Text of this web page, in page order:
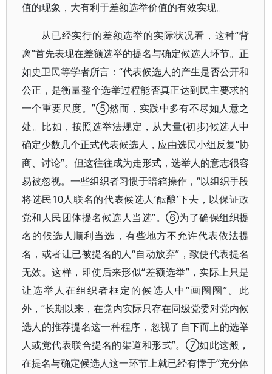
值的现象，大有利于差额选举价值的有效实现。
从已经实行的差额选举的实际状况看，这种“背
离”首先表现在差额选举的提名与确定候选人环节。正
如史卫民等学者所言：“代表候选人的产生是否公开和
公正，是衡量整个选举过程能否真正达到民主要求的
一个重要尺度。”⑤然而，实践中多有不尽如人意之
处。比如，按照选举法规定，从大量(初步)候选人中
确定少数几个正式代表候选人，应由选民小组反复“协
商、讨论”。但这往往成为走形式，选举人的意志很容
易被忽视。一些组织者习惯于暗箱操作，“以组织手段
将选民10人联名的代表候选人‘酝酿’下去，以保证政
党和人民团体提名候选人当选”。⑥为了确保组织提
名的候选人顺利当选，有些地方不允许代表依法提
名，或者让已被提名的人“自动放弃”，致使代表提名
无效。这样，即使后来形似“差额选举”，实际上只是
让选举人在组织者框定的候选人中“画圈圈”。此
外，“长期以来，在党内实际只存在同级党委对党内候
选人的推荐提名这一种程序，忽视了自下而上的选举
人或党代表联合提名的渠道和形式”。⑦如此这般，
在提名与确定候选人这一环节上就已经有悖于“充分体